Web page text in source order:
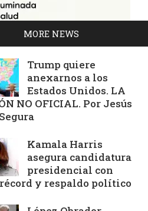
MORE NEWS
Trump quiere
anexarnos a los
Estados Unidos. LA
NO OFICIAL. Por Jesús
Kamala Harris
asegura candidatura
presidencial con
y respaldo político